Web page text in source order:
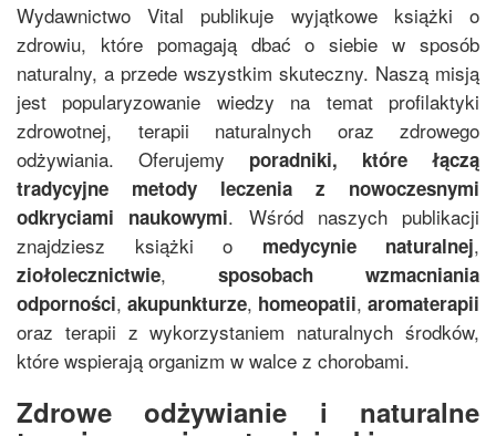
Wydawnictwo Vital publikuje wyjątkowe książki o
zdrowiu, które pomagają dbać o siebie w sposób
naturalny, a przede wszystkim skuteczny. Naszą misją
jest popularyzowanie wiedzy na temat profilaktyki
zdrowotnej, terapii naturalnych oraz zdrowego
odżywiania. Oferujemy poradniki, które łączą
tradycyjne metody leczenia z nowoczesnymi
odkryciami naukowymi. Wśród naszych publikacji
znajdziesz książki o medycynie naturalnej,
ziołolecznictwie, sposobach wzmacniania
odporności, akupunkturze, homeopatii, aromaterapii
oraz terapii z wykorzystaniem naturalnych środków,
które wspierają organizm w walce z chorobami.
Zdrowe odżywianie i naturalne